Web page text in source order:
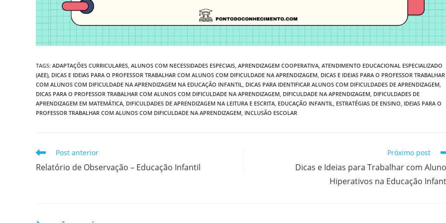
TAGS: ADAPTAÇÕES CURRICULARES ALUNOS COM NECESSIDADES ESPECIAIS APRENDIZAGEM COOPERATIVA ATENDIMENTO EDUCACIONAL ESPECIALIZADO
(AEE) DICAS E IDEIAS PARA O PROFESSOR TRABALHAR COM ALUNOS COM DIFICULDADE NA APRENDIZAGEM DICAS E IDEIAS PARA O PROFESSOR TRABALHAR
COM ALUNOS COM DIFICULDADE NA APRENDIZAGEM NA EDUCAÇÃO INFANTIL
DICAS PARA IDENTIFICAR ALUNOS COM DIFICULDADES DE APRENDIZAGEM
DICAS PARA O PROFESSOR TRABALHAR COM ALUNOS COM DIFICULDADE NA APRENDIZAGEM DIFICULDADE NA APRENDIZAGEM DIFICULDADES DE
APRENDIZAGEM EM MATEMÁTICA DIFICULDADES DE APRENDIZAGEM NA LEITURA E ESCRITA EDUCAÇÃO INFANTIL ESTRATÉGIAS DE ENSINO IDEIAS PARA O
PROFESSOR TRABALHAR COM ALUNOS COM DIFICULDADE NA APRENDIZAGEM INCLUSÃO ESCOLAR
Leia
artigos
Post anterior
Relatório de Observação – Educação Infantil
Próximo post
Dicas e Ideias para Trabalhar com
Hiperativos na Educação